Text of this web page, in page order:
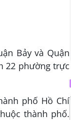
Bảy và Quận
22 phường trực
phố Hồ Chí
thành phố.